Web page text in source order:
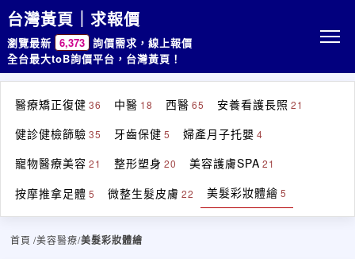
台灣黃頁｜求報價
瀏覽最新 6,373 詢價需求，線上報價
全台最大toB詢價平台，台灣黃頁！
醫療矯正復健 36 中醫 18 西醫 65 安養看護長照 21
健診健檢篩驗 35 牙齒保健 5 婦產月子托嬰 4
寵物醫療美容 21 整形塑身 20 美容護膚SPA 21
按摩推拿足體 5 微整生髮皮膚 22 美髮彩妝體繪 5
首頁 /美容醫療/美髮彩妝體繪